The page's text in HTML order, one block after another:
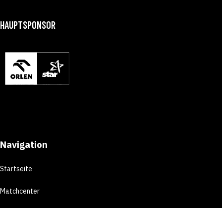
HAUPTSPONSOR
Navigation
Startseite
Matchcenter